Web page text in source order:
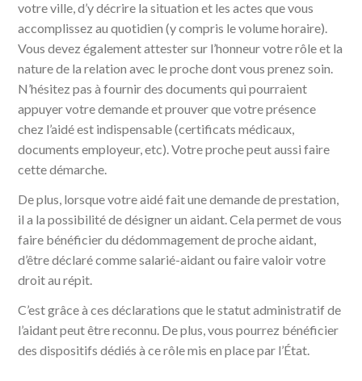
votre ville, d’y décrire la situation et les actes que vous
accomplissez au quotidien (y compris le volume horaire).
Vous devez également attester sur l’honneur votre rôle et la
nature de la relation avec le proche dont vous prenez soin.
N’hésitez pas à fournir des documents qui pourraient
appuyer votre demande et prouver que votre présence
chez l’aidé est indispensable (certificats médicaux,
documents employeur, etc). Votre proche peut aussi faire
cette démarche.
De plus, lorsque votre aidé fait une demande de prestation,
il a la possibilité de désigner un aidant. Cela permet de vous
faire bénéficier du dédommagement de proche aidant,
d’être déclaré comme salarié-aidant ou faire valoir votre
droit au répit.
C’est grâce à ces déclarations que le statut administratif de
l’aidant peut être reconnu. De plus, vous pourrez bénéficier
des dispositifs dédiés à ce rôle mis en place par l’État.